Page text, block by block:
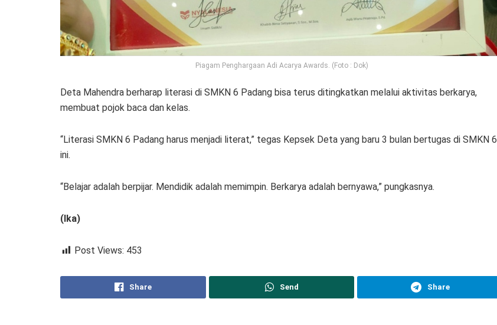
Piagam Penghargaan Adi Acarya Awards. (Foto : Dok)
Deta Mahendra berharap literasi di SMKN 6 Padang bisa terus ditingkatkan melalui aktivitas berkarya,
membuat pojok baca dan kelas.
“Literasi SMKN 6 Padang harus menjadi literat,” tegas Kepsek Deta yang baru 3 bulan bertugas di SMKN 6
ini.
“Belajar adalah berpijar. Mendidik adalah memimpin. Berkarya adalah bernyawa,” pungkasnya.
(Ika)
Post Views: 453
Share Send Share